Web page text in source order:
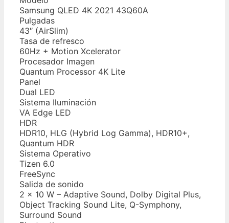
Samsung QLED 4K 2021 43Q60A
Pulgadas
43″ (AirSlim)
Tasa de refresco
60Hz + Motion Xcelerator
Procesador Imagen
Quantum Processor 4K Lite
Panel
Dual LED
Sistema Iluminación
VA Edge LED
HDR
HDR10, HLG (Hybrid Log Gamma), HDR10+,
Quantum HDR
Sistema Operativo
Tizen 6.0
FreeSync
Salida de sonido
2 x 10 W – Adaptive Sound, Dolby Digital Plus,
Object Tracking Sound Lite, Q-Symphony,
Surround Sound